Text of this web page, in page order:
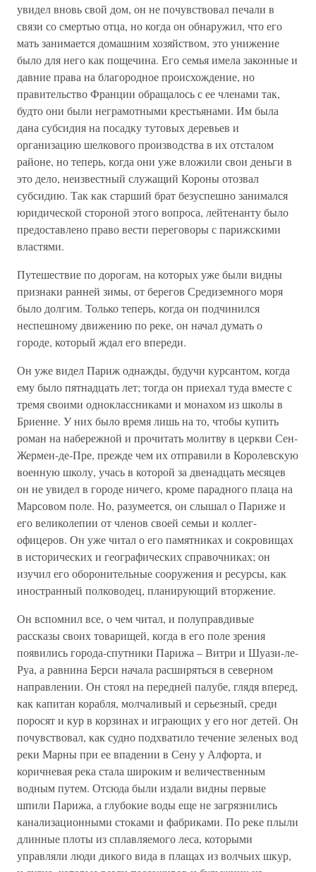
увидел вновь свой дом, он не почувствовал печали в
связи со смертью отца, но когда он обнаружил, что его
мать занимается домашним хозяйством, это унижение
было для него как пощечина. Его семья имела законные и
давние права на благородное происхождение, но
правительство Франции обращалось с ее членами так,
будто они были неграмотными крестьянами. Им была
дана субсидия на посадку тутовых деревьев и
организацию шелкового производства в их отсталом
районе, но теперь, когда они уже вложили свои деньги в
это дело, неизвестный служащий Короны отозвал
субсидию. Так как старший брат безуспешно занимался
юридической стороной этого вопроса, лейтенанту было
предоставлено право вести переговоры с парижскими
властями.
Путешествие по дорогам, на которых уже были видны
признаки ранней зимы, от берегов Средиземного моря
было долгим. Только теперь, когда он подчинился
неспешному движению по реке, он начал думать о
городе, который ждал его впереди.
Он уже видел Париж однажды, будучи курсантом, когда
ему было пятнадцать лет; тогда он приехал туда вместе с
тремя своими одноклассниками и монахом из школы в
Бриенне. У них было время лишь на то, чтобы купить
роман на набережной и прочитать молитву в церкви Сен-
Жермен-де-Пре, прежде чем их отправили в Королевскую
военную школу, учась в которой за двенадцать месяцев
он не увидел в городе ничего, кроме парадного плаца на
Марсовом поле. Но, разумеется, он слышал о Париже и
его великолепии от членов своей семьи и коллег-
офицеров. Он уже читал о его памятниках и сокровищах
в исторических и географических справочниках; он
изучил его оборонительные сооружения и ресурсы, как
иностранный полководец, планирующий вторжение.
Он вспомнил все, о чем читал, и полуправдивые
рассказы своих товарищей, когда в его поле зрения
появились города-спутники Парижа – Витри и Шуази-ле-
Руа, а равнина Берси начала расширяться в северном
направлении. Он стоял на передней палубе, глядя вперед,
как капитан корабля, молчаливый и серьезный, среди
поросят и кур в корзинах и играющих у его ног детей. Он
почувствовал, как судно подхватило течение зеленых вод
реки Марны при ее впадении в Сену у Алфорта, и
коричневая река стала широким и величественным
водным путем. Отсюда были издали видны первые
шпили Парижа, а глубокие воды еще не загрязнились
канализационными стоками и фабриками. По реке плыли
длинные плоты из сплавляемого леса, которыми
управляли люди дикого вида в плащах из волчьих шкур,